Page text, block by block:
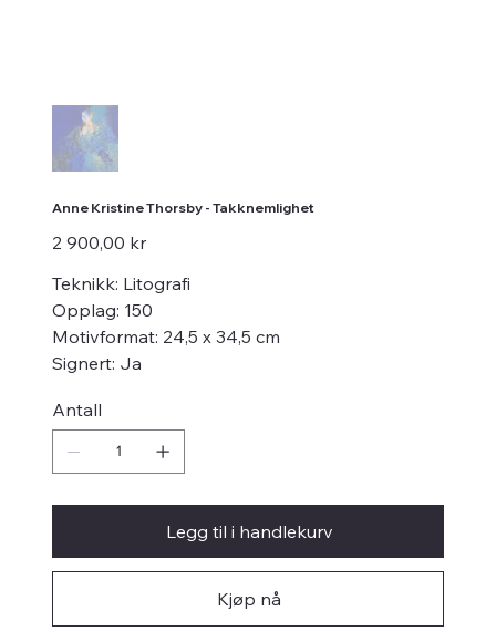
Anne Kristine Thorsby - Takknemlighet
Pris
2 900,00 kr
Teknikk: Litografi
Opplag: 150
Motivformat: 24,5 x 34,5 cm
Signert: Ja
Antall
Legg til i handlekurv
Kjøp nå